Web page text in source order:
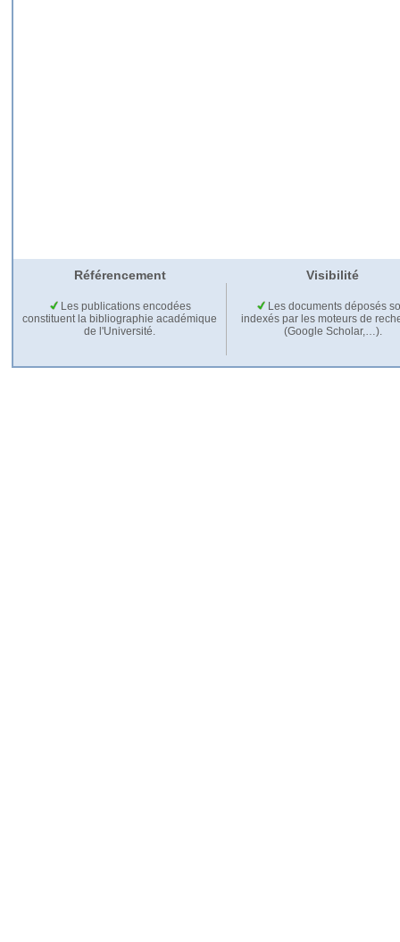
Référencement Visibilité
Les publications encodées
constituent la bibliographie académique
de l'Université.
Les documents déposés
indexés par les moteurs de
(Google Scholar,…).